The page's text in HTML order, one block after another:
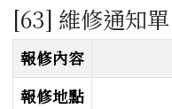
[63] 維修通知單
維修通知單
報修內容
報修地點